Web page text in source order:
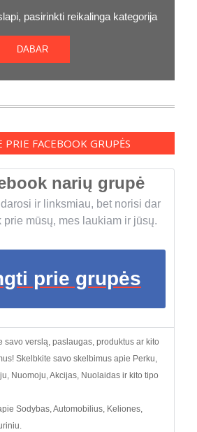
pasirinkti reikalinga kategorija
DABAR
PRIE FACEBOOK GRUPĖS
narių grupė
ir linksmiau, bet norisi dar
mūsų, mes laukiam ir jūsų.
prie grupės
verslą, paslaugas, produktus ar kito
Skelbkite savo skelbimus apie Perku,
Nuomoju, Akcijas, Nuolaidas ir kito tipo
Sodybas, Automobilius, Keliones,